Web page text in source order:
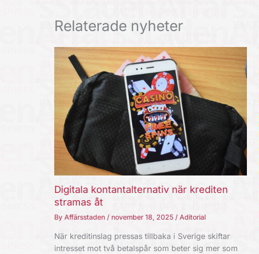
Relaterade nyheter
Digitala kontantalternativ när krediten
stramas åt
By Affärsstaden / november 18, 2025 / Aditorial
När kreditinslag pressas tillbaka i Sverige skiftar
intresset mot två betalspår som beter sig mer som